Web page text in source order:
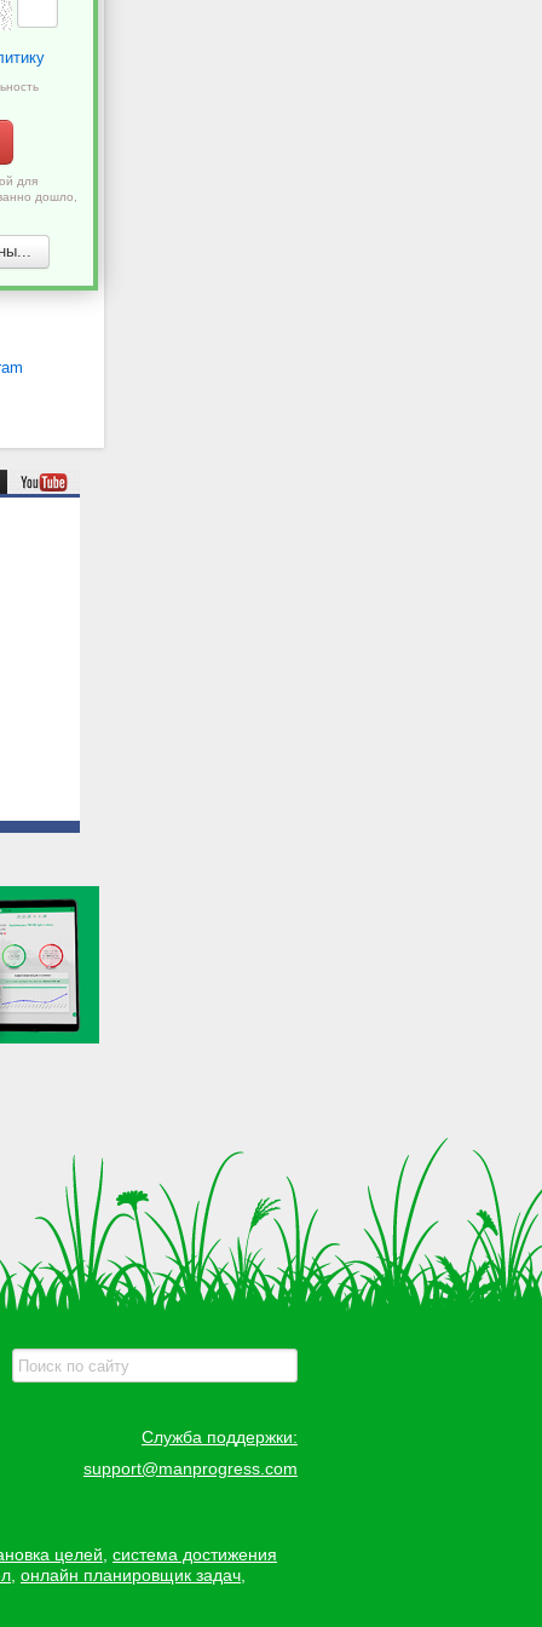
для
дошло,
Служба поддержки:
support@manprogress.com
целей система достижения
онлайн планировщик задач